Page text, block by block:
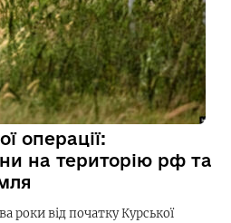
операції:
на територію рф та
роки від початку Курської